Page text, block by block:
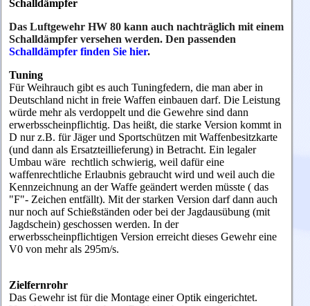
Schalldämpfer
Das Luftgewehr HW 80 kann auch nachträglich mit einem
Schalldämpfer versehen werden. Den passenden
Schalldämpfer finden Sie hier.
Tuning
Für Weihrauch gibt es auch Tuningfedern, die man aber in
Deutschland nicht in freie Waffen einbauen darf. Die Leistung
würde mehr als verdoppelt und die Gewehre sind dann
erwerbsscheinpflichtig. Das heißt, die starke Version kommt in
D nur z.B. für Jäger und Sportschützen mit Waffenbesitzkarte
(und dann als Ersatzteillieferung) in Betracht. Ein legaler
Umbau wäre rechtlich schwierig, weil dafür eine
waffenrechtliche Erlaubnis gebraucht wird und weil auch die
Kennzeichnung an der Waffe geändert werden müsste ( das
"F"- Zeichen entfällt). Mit der starken Version darf dann auch
nur noch auf Schießständen oder bei der Jagdausübung (mit
Jagdschein) geschossen werden. In der
erwerbsscheinpflichtigen Version erreicht dieses Gewehr eine
V0 von mehr als 295m/s.
Zielfernrohr
Das Gewehr ist für die Montage einer Optik eingerichtet.